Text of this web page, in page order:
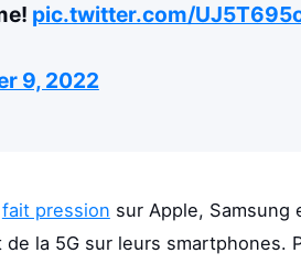
pic.twitter.com/
9, 2022
fait pression sur Apple, Samsung
la 5G sur leurs smartphones.